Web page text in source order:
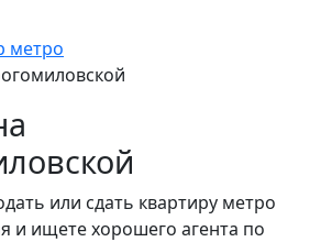
метро
или сдать квартиру метро
и ищете хорошего агента по